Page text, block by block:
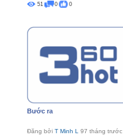
51 0 0
Bước ra
Đăng bởi T Minh L 97 tháng trước